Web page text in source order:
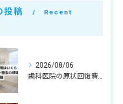
投稿
Recent
2026/08/06